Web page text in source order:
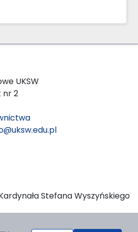
UKSW
nr 2
Stefana Wyszyńskiego